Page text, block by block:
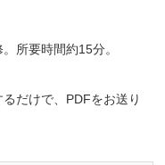
所要時間約15分。
だけで、PDFをお送り